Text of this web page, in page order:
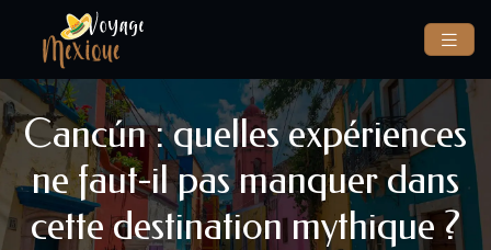
Cancún : quelles expériences
ne faut-il pas manquer dans
cette destination mythique ?